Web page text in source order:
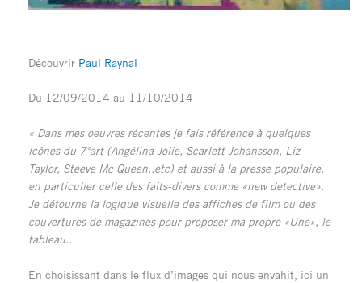
Découvrir Paul Raynal
Du 12/09/2014 au 11/10/2014
« Dans mes oeuvres récentes je fais référence à quelques
icônes du 7°art (Angélina Jolie, Scarlett Johansson, Liz
Taylor, Steeve Mc Queen..etc) et aussi à la presse populaire,
en particulier celle des faits-divers comme «new detective».
Je détourne la logique visuelle des affiches de film ou des
couvertures de magazines pour proposer ma propre «Une», le
tableau..
En choisissant dans le flux d’images qui nous envahit, ici un